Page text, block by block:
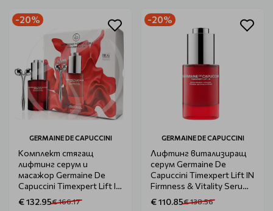
-20%
GERMAINE DE CAPUCCINI
Комплект стягащ
лифтинг серум и
масажор Germaine De
Capuccini Timexpert Lift IN
Firmness & Vitality
€ 132.95€ 166.17
-20%
GERMAINE DE CAPUCCINI
Лифтинг витализиращ
серум Germaine De
Capuccini Timexpert Lift IN
Firmness & Vitality Serum
50ml
€ 110.85€ 138.56